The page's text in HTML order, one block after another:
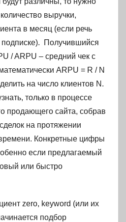
выручки,
в месяц (если речь
Получившийся
/ ARPU – средний чек с
ARPU = R / N
на число клиентов N.
только в процессе
продающего сайта, собрав
на протяжении
Конкретные цифры
если предлагаемый
или быстро
zero, keyword (или их
подбор